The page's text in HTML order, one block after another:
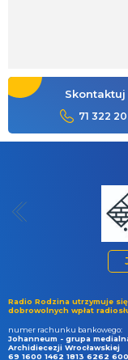
71 322
Radio Rodzina utrzymuje
dobrowolnych wpłat
numer rachunku bankowego:
Johanneum - grupa
Archidiecezji Wrocławskiej
69 1600 1462 1813 6262